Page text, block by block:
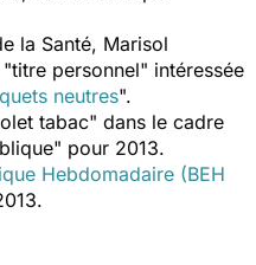
la Santé, Marisol
personnel" intéressée
neutres".
tabac" dans le cadre
pour 2013.
Hebdomadaire (BEH